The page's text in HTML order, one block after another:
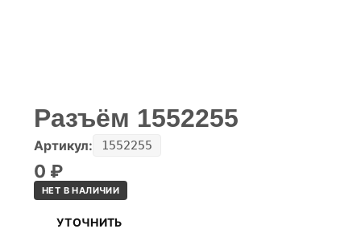
Разъём 1552255
Артикул: 1552255
0 ₽
НЕТ В НАЛИЧИИ
УТОЧНИТЬ